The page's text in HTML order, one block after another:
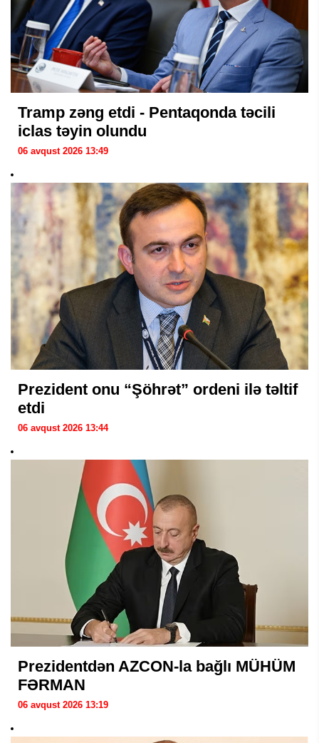
Tramp zəng etdi - Pentaqonda təcili
iclas təyin olundu
06 avqust 2026 13:49
Prezident onu “Şöhrət” ordeni ilə təltif
etdi
06 avqust 2026 13:44
Prezidentdən AZCON-la bağlı MÜHÜM
FƏRMAN
06 avqust 2026 13:19